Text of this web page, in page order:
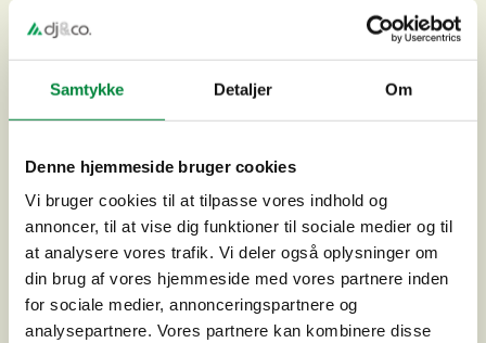
Samtykke Detaljer Om
Denne hjemmeside bruger cookies
Vi bruger cookies til at tilpasse vores indhold og
annoncer, til at vise dig funktioner til sociale medier og til
at analysere vores trafik. Vi deler også oplysninger om
din brug af vores hjemmeside med vores partnere inden
for sociale medier, annonceringspartnere og
analysepartnere. Vores partnere kan kombinere disse